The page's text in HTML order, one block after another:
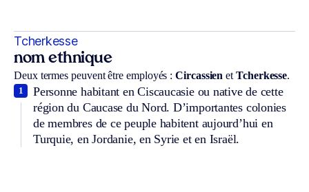
Tcherkesse
nom ethnique
Deux termes peuvent être employés :Circassien etTcherkesse.
Personne habitant en Ciscaucasie ou native de cette
région du Caucase du Nord. D’importantes colonies
de membres de ce peuple habitent aujourd’hui en
Turquie, en Jordanie, en Syrie et en Israël.
1